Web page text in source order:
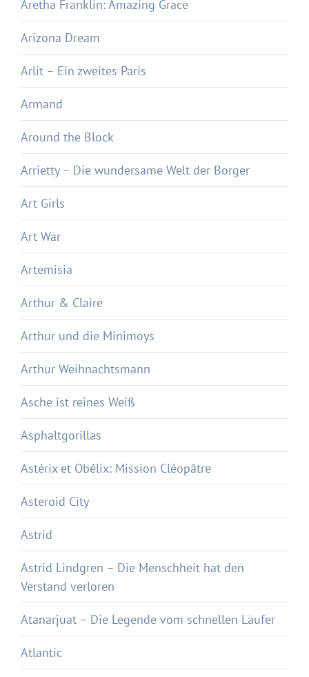
Aretha Franklin: Amazing Grace
Arizona Dream
Arlit – Ein zweites Paris
Armand
Around the Block
Arrietty – Die wundersame Welt der Borger
Art Girls
Art War
Artemisia
Arthur & Claire
Arthur und die Minimoys
Arthur Weihnachtsmann
Asche ist reines Weiß
Asphaltgorillas
Astérix et Obélix: Mission Cléopâtre
Asteroid City
Astrid
Astrid Lindgren – Die Menschheit hat den
Verstand verloren
Atanarjuat – Die Legende vom schnellen Läufer
Atlantic